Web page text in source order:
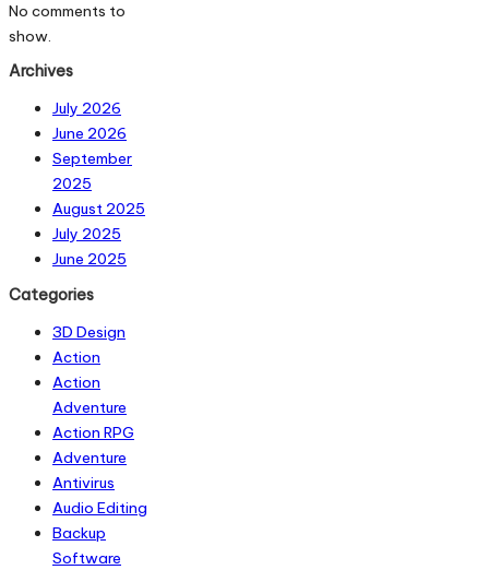
No comments to
show.
Archives
July 2026
June 2026
September
2025
August 2025
July 2025
June 2025
Categories
3D Design
Action
Action
Adventure
Action RPG
Adventure
Antivirus
Audio Editing
Backup
Software